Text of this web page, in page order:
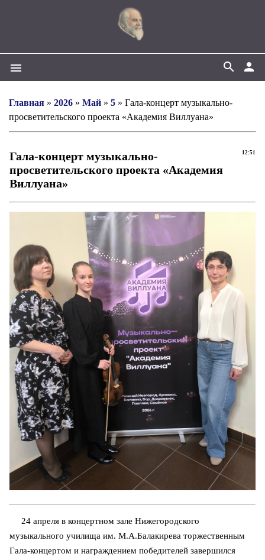
menu person
search
Главная » 2026 » Май » 5 » Гала-концерт музыкально-
просветительского проекта «Академия Виллуана»
12:51
Гала-концерт музыкально-
просветительского проекта «Академия
Виллуана»
24 апреля в концертном зале Нижегородского
музыкального училища им. М.А.Балакирева торжественным
Гала-концертом и награждением победителей завершился